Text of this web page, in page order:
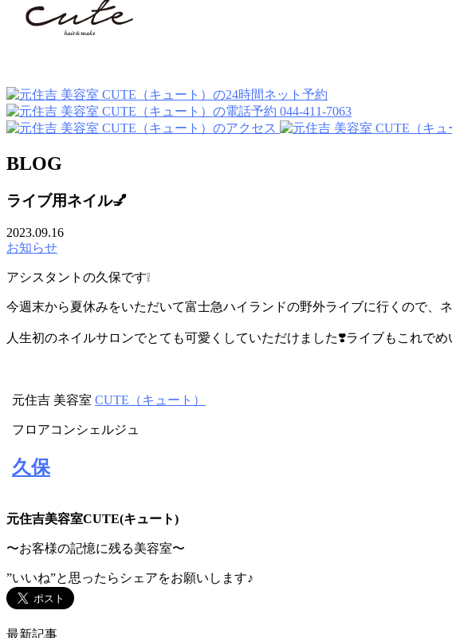
044-411-7063
BLOG
ライブ用ネイル💅
2023.09.16
お知らせ
アシスタントの久保です❕
今週末から夏休みをいただいて富士急ハイランドの野外ライブに行くので、
人生初のネイルサロンでとても可愛くしていただけました❣️ライブもこれで
元住吉 美容室 CUTE（キュート）
フロアコンシェルジュ
久保
元住吉美容室CUTE(キュート)
〜お客様の記憶に残る美容室〜
”いいね”と思ったらシェアをお願いします♪
最新記事